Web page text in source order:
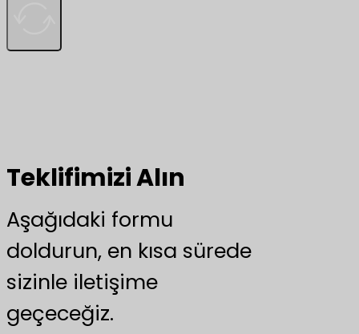
Teklifimizi Alın
Aşağıdaki formu
doldurun, en kısa sürede
sizinle iletişime
geçeceğiz.